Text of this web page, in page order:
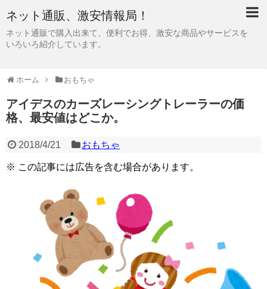
ネット通販、激安情報局！
ネット通販で購入出来て、便利でお得、激安な商品やサービスを
いろいろ紹介しています。
ホーム おもちゃ
アイデスのカーズレーシングトレーラーの価
格、最安値はどこか。
2018/4/21 おもちゃ
※ この記事には広告を含む場合があります。